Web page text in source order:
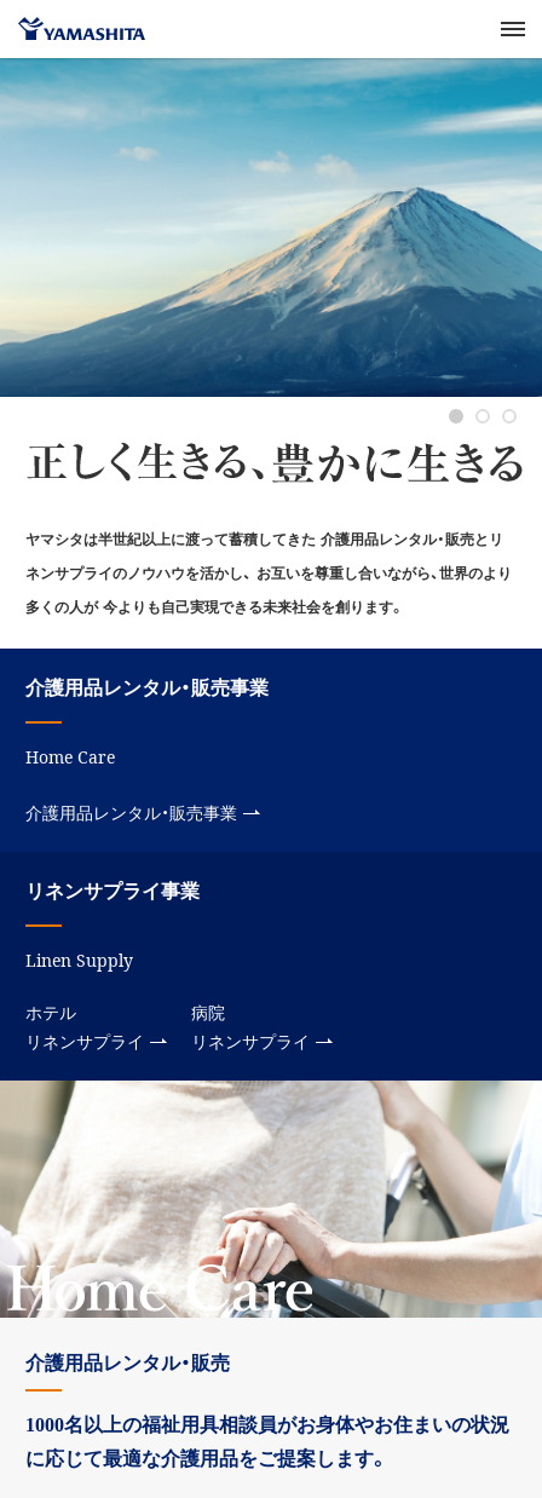
ヤマシタは半世紀以上に渡って蓄積してきた 介護用品レンタル・販売とリ
ネンサプライのノウハウを活かし、 お互いを尊重し合いながら、世界のより
多くの人が 今よりも自己実現できる未来社会を創ります。
介護用品レンタル・販売事業
Home Care
介護用品レンタル・販売事業
リネンサプライ事業
Linen Supply
ホテル
リネンサプライ
病院
リネンサプライ
介護用品レンタル・販売
1000名以上の福祉用具相談員がお身体やお住まいの状況
に応じて最適な介護用品をご提案します。